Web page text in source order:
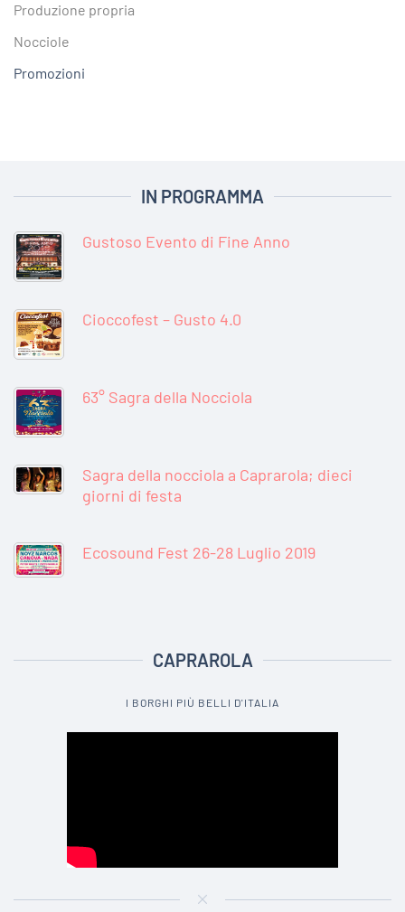
Produzione propria
Nocciole
Promozioni
IN PROGRAMMA
Gustoso Evento di Fine Anno
Cioccofest – Gusto 4.0
63° Sagra della Nocciola
Sagra della nocciola a Caprarola; dieci
giorni di festa
Ecosound Fest 26-28 Luglio 2019
CAPRAROLA
I BORGHI PIÙ BELLI D'ITALIA